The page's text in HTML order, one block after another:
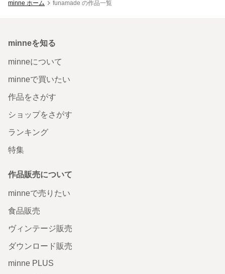
minne ホーム funamade の作品一覧
minneを知る
minneについて
minneで買いたい
作品をさがす
ショップをさがす
ランキング
特集
作品販売について
minneで売りたい
食品販売
ヴィンテージ販売
ダウンロード販売
minne PLUS